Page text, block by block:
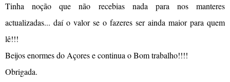
Tinha noção que não recebias nada para nos manteres
actualizadas... daí o valor se o fazeres ser ainda maior para quem
lê!!!
Beijos enormes do Açores e continua o Bom trabalho!!!!
Obrigada.